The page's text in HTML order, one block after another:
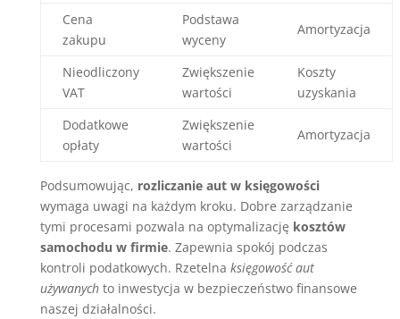
Cena
zakupu
Podstawa
wyceny
Amortyzacja
Nieodliczony
VAT
Zwiększenie
wartości
Koszty
uzyskania
Dodatkowe
opłaty
Zwiększenie
wartości
Amortyzacja
Podsumowując, rozliczanie aut w księgowości
wymaga uwagi na każdym kroku. Dobre zarządzanie
tymi procesami pozwala na optymalizację kosztów
samochodu w firmie. Zapewnia spokój podczas
kontroli podatkowych. Rzetelna księgowość aut
używanychto inwestycja w bezpieczeństwo finansowe
naszej działalności.